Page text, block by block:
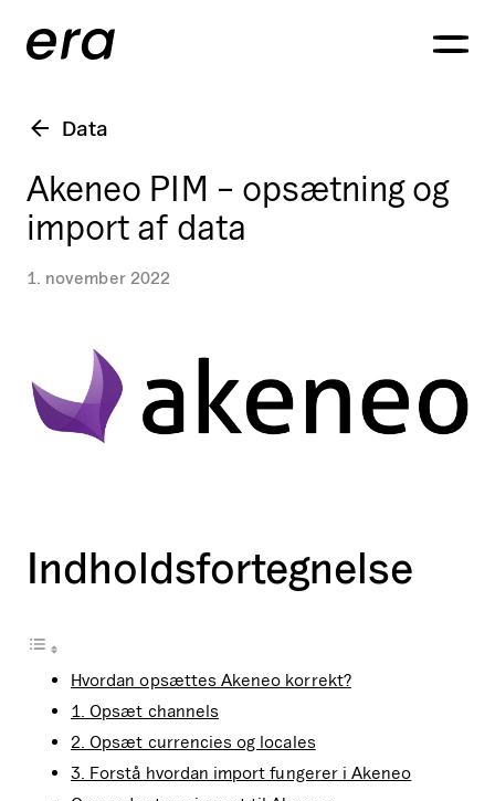
Generaxion
Data
Akeneo PIM – opsætning og
import af data
1. november 2022
Indholdsfortegnelse
Hvordan opsættes Akeneo korrekt?
1. Opsæt channels
2. Opsæt currencies og locales
3. Forstå hvordan import fungerer i Akeneo